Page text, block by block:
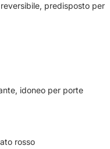
predisposto per
idoneo per porte
rosso